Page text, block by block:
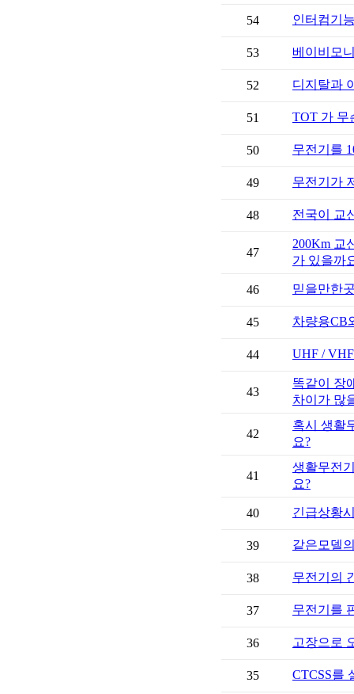
54 인터컴기
53 베이비모
52 디지탈과
51 TOT 가 무
50 무전기를
49 무전기가
48 전국이 교
47
가 있을까
46 믿을만한
45 차량용CB
44 UHF /
43
차이가 많
42
요?
41
요?
40 긴급상황
39 같은모델
38 무전기의
37 무전기를
36 고장으로
35 CTCSS를